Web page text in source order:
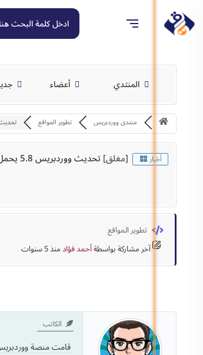
المنتدي أعضاء
منتدى ووردبريس تطوير المواقع تحديث
أخبار [مغلق]تحديث ووردبريس 5.8 يحمل أفكار جديدة وتطويرات متنوعة
تطوير المواقع
آخر مشاركةبواسطةأحمد فؤادمنذ 5 سنوات
الكاتب